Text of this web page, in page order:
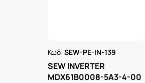
Κωδ:SEW-PE-IN-139
SEW INVERTER
MDX61B0008-5A3-4-00